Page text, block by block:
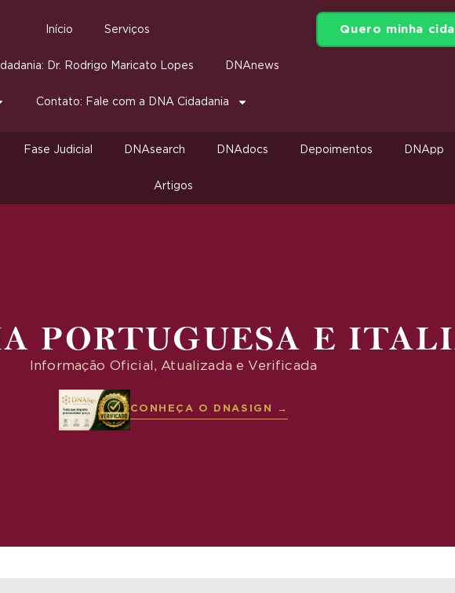
Início Serviços
Dr. Rodrigo Maricato Lopes DNAnews
Contato: Fale com a DNA Cidadania
Quero minha
Fase Judicial DNAsearch DNAdocs Depoimentos DNApp
Artigos
PORTUGUESA E
Informação Oficial, Atualizada e Verificada
CONHEÇA O DNASIGN →